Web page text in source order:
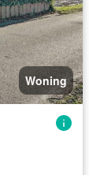
Woning